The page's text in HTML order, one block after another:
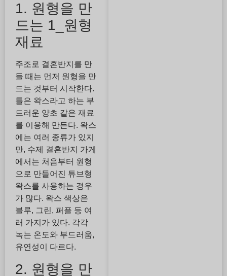
1. 원형을 만
드는 1_원형
재료
주조로 결혼반지를 만
들 때는 먼저 원형을 만
드는 것부터 시작한다.
틀은 왁스라고 하는 부
드러운 양초 같은 재료
를 이용해 만든다. 왁스
에는 여러 종류가 있지
만, 수제 결혼반지 가게
에서는 처음부터 원형
으로 만들어진 튜브형
왁스를 사용하는 경우
가 많다. 왁스 색상은
블루, 그린, 퍼플 등 여
러 가지가 있다. 각각
녹는 온도와 부드러움,
유연성이 다르다.
2. 원형을 만